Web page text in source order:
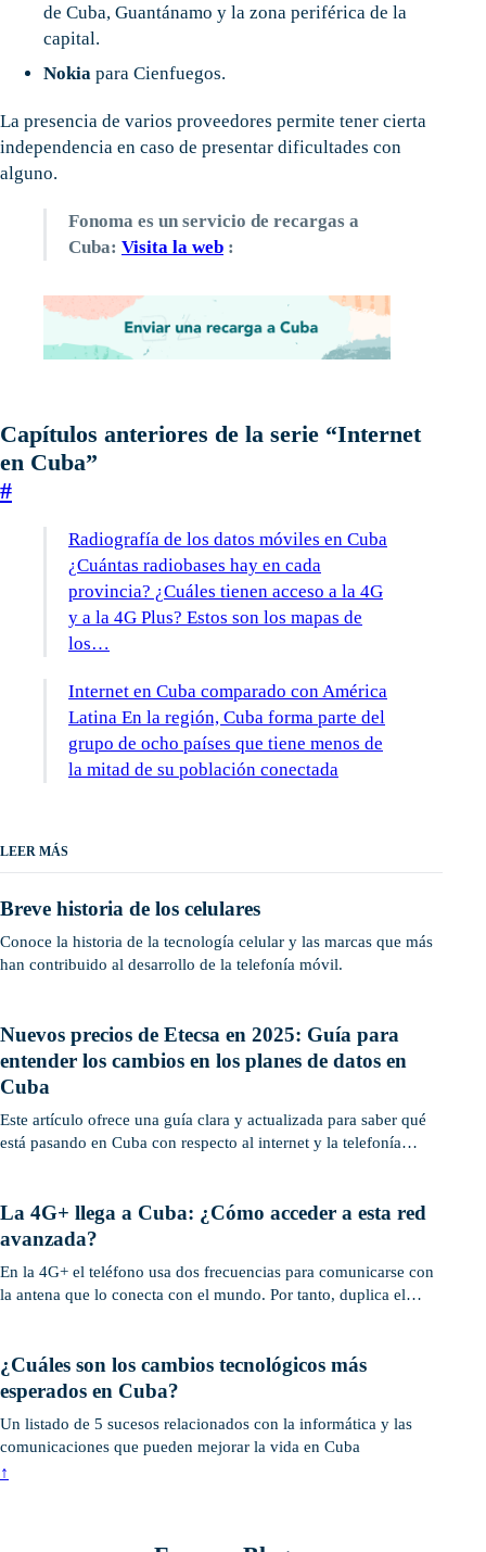
de Cuba, Guantánamo y la zona periférica de la
capital.
Nokia para Cienfuegos.
La presencia de varios proveedores permite tener cierta
independencia en caso de presentar dificultades con
alguno.
Fonoma es un servicio de recargas a
Cuba: Visita la web :
Capítulos anteriores de la serie “Internet
en Cuba”
#
Radiografía de los datos móviles en Cuba
¿Cuántas radiobases hay en cada
provincia? ¿Cuáles tienen acceso a la 4G
y a la 4G Plus? Estos son los mapas de
los…
Internet en Cuba comparado con América
Latina En la región, Cuba forma parte del
grupo de ocho países que tiene menos de
la mitad de su población conectada
LEER MÁS
Breve historia de los celulares
Conoce la historia de la tecnología celular y las marcas que más
han contribuido al desarrollo de la telefonía móvil.
Nuevos precios de Etecsa en 2025: Guía para
entender los cambios en los planes de datos en
Cuba
Este artículo ofrece una guía clara y actualizada para saber qué
está pasando en Cuba con respecto al internet y la telefonía
La 4G+ llega a Cuba: ¿Cómo acceder a esta red
avanzada?
En la 4G+ el teléfono usa dos frecuencias para comunicarse con
la antena que lo conecta con el mundo. Por tanto, duplica el
¿Cuáles son los cambios tecnológicos más
esperados en Cuba?
Un listado de 5 sucesos relacionados con la informática y las
comunicaciones que pueden mejorar la vida en Cuba
↑